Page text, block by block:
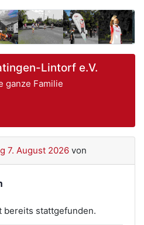
Lintorf e.V.
ganze Familie
7. August 2026 von
bereits stattgefunden.